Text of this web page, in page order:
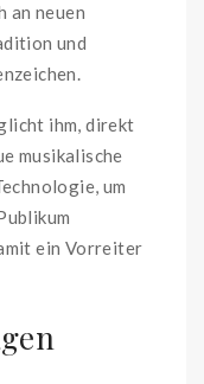
an neuen
und
ihm, direkt
musikalische
um
ein Vorreiter